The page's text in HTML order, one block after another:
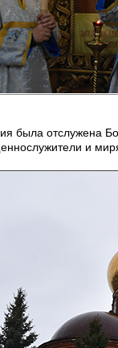
была отслужена
и